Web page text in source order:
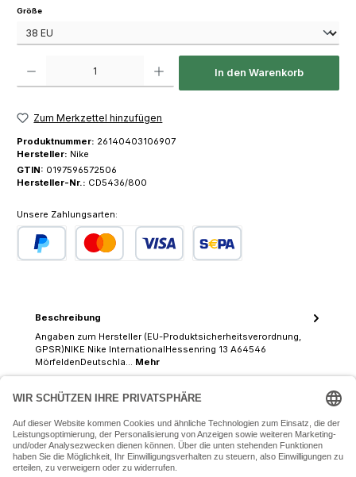
Größeauswählen
In den Warenkorb
Zum Merkzettel hinzufügen
Produktnummer: 26140403106907
Hersteller: Nike
GTIN: 0197596572506
Hersteller-Nr.: CD5436/800
Unsere Zahlungsarten:
Beschreibung
Angaben zum Hersteller (EU-Produktsicherheitsverordnung,
GPSR)NIKE Nike InternationalHessenring 13 A64546
MörfeldenDeutschla… Mehr
07243 54050 (Mo-Fr: 9.30 - 18:30 Uhr Sa: 9:30 - 16 Uhr)
SERVICE-HOTLINE